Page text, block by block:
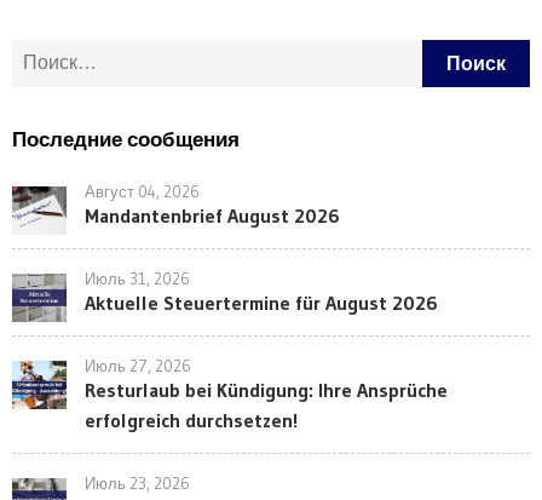
Найти:
Последние сообщения
Август 04, 2026
Mandantenbrief August 2026
Июль 31, 2026
Aktuelle Steuertermine für August 2026
Июль 27, 2026
Resturlaub bei Kündigung: Ihre Ansprüche
erfolgreich durchsetzen!
Июль 23, 2026